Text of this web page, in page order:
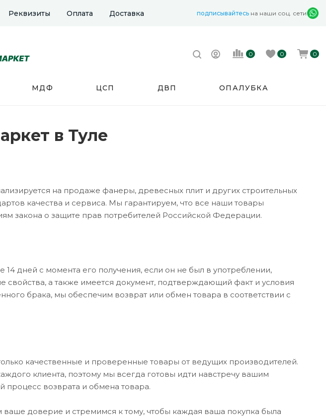
Реквизиты Оплата Доставка подписывайтесь на наши соц. сети
0 0 0
МДФ ЦСП ДВП ОПАЛУБКА
в Туле
на продаже фанеры, древесных плит и других строительных
качества и сервиса. Мы гарантируем, что все наши товары
закона о защите прав потребителей Российской Федерации.
дней с момента его получения, если он не был в употреблении,
свойства, а также имеется документ, подтверждающий факт и условия
брака, мы обеспечим возврат или обмен товара в соответствии с
качественные и проверенные товары от ведущих производителей.
клиента, поэтому мы всегда готовы идти навстречу вашим
процесс возврата и обмена товара.
доверие и стремимся к тому, чтобы каждая ваша покупка была